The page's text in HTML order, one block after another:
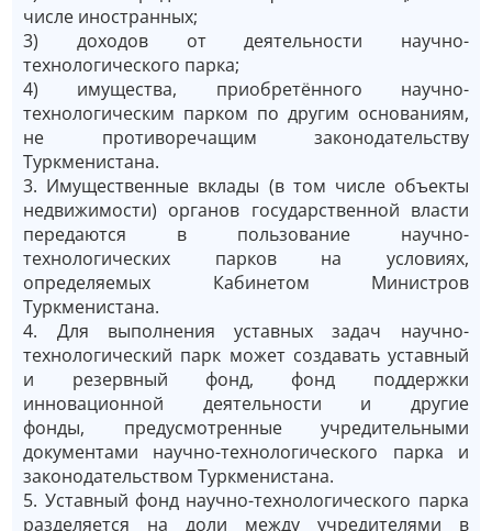
числе иностранных;
3) доходов от деятельности научно-
технологического парка;
4) имущества, приобретённого научно-
технологическим парком по другим основаниям,
не противоречащим законодательству
Туркменистана.
3. Имущественные вклады (в том числе объекты
недвижимости) органов государственной власти
передаются в пользование научно-
технологических парков на условиях,
определяемых Кабинетом Министров
Туркменистана.
4. Для выполнения уставных задач научно-
технологический парк может создавать уставный
и резервный фонд, фонд поддержки
инновационной деятельности и другие
фонды, предусмотренные учредительными
документами научно-технологического парка и
законодательством Туркменистана.
5. Уставный фонд научно-технологического парка
разделяется на доли между учредителями в